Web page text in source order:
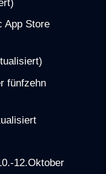
App Store
fünfzehn
12.Oktober